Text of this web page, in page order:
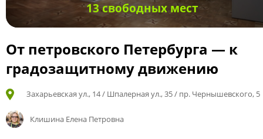
13 свободных мест
От петровского Петербурга — к
градозащитному движению
Захарьевская ул., 14 / Шпалерная ул., 35 / пр. Чернышевского, 5
Клишина Елена Петровна